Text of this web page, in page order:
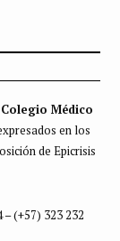
Colegio Médico
en los
de Epicrisis
(+57) 323 232